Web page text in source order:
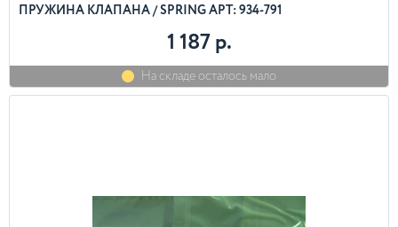
ПРУЖИНА КЛАПАНА / SPRING АРТ: 934-791
1 187 р.
На складе осталось мало